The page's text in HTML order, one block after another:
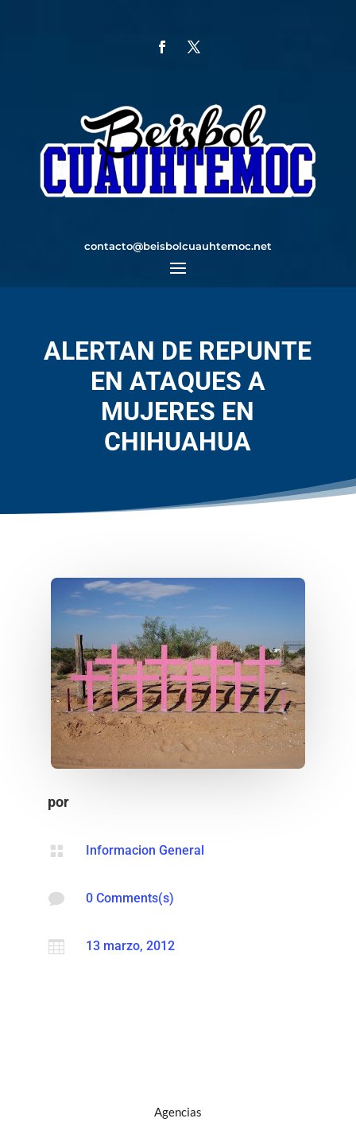
contacto@beisbolcuauhtemoc.net
ALERTAN DE REPUNTE
EN ATAQUES A
MUJERES EN
CHIHUAHUA
por
 Informacion General
 0 Comments(s)
 13 marzo, 2012
Agencias